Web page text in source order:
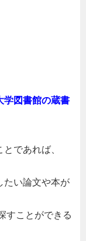
学図書館の蔵書
であれば、
たい論文や本が
すことができる